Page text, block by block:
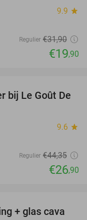
9.9 star
Regulier €31,90
€19,90
39%
bij Le Goût De
9.6 star
Regulier €44,35
€26,90
50%
+ glas cava